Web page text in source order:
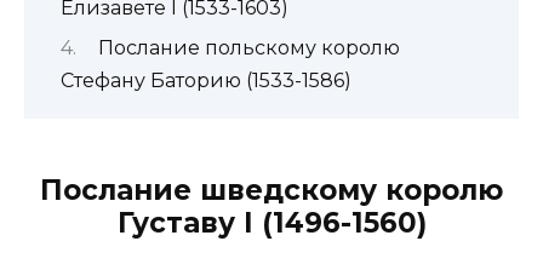
Елизавете I (1533-1603)
Послание польскому королю
Стефану Баторию (1533-1586)
Послание шведскому королю
Густаву I (1496-1560)